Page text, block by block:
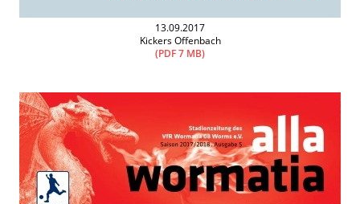
13.09.2017
Kickers Offenbach
(PDF 7 MB)